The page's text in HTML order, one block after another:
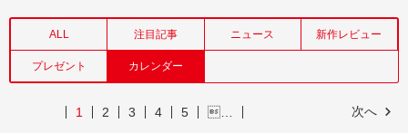
ALL 注目記事 ニュース 新作レビュー
プレゼント カレンダー
次へ
1 2 3 4 5 …